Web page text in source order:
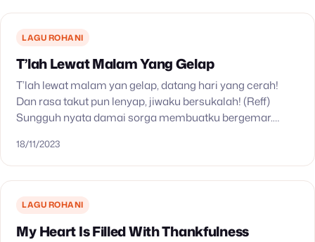
LAGU ROHANI
T’lah Lewat Malam Yang Gelap
T’lah lewat malam yan gelap, datang hari yang cerah!
Dan rasa takut pun lenyap, jiwaku bersukalah! (Reff)
Sungguh nyata damai sorga membuatku bergemar.
DihapusNya air-mataku…
18/11/2023
LAGU ROHANI
My Heart Is Filled With Thankfulness